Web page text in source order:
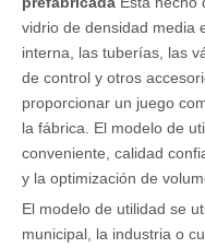
vidrio de densidad media
interna, las tuberías, las
de control y otros
proporcionar un juego
la fábrica. El modelo de
conveniente, calidad
y la optimización de
El modelo de utilidad se
municipal, la industria o